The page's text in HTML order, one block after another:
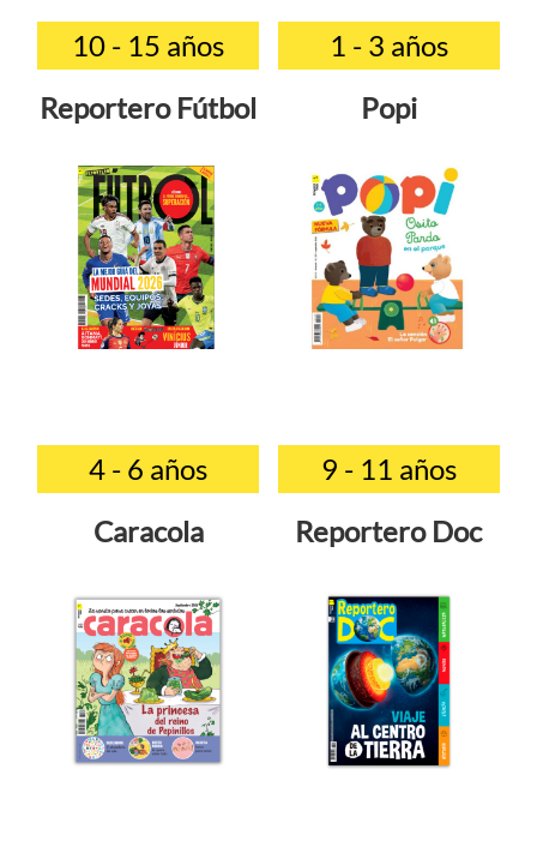
10 - 15 años
Reportero Fútbol
1 - 3 años
Popi
4 - 6 años
Caracola
9 - 11 años
Reportero Doc